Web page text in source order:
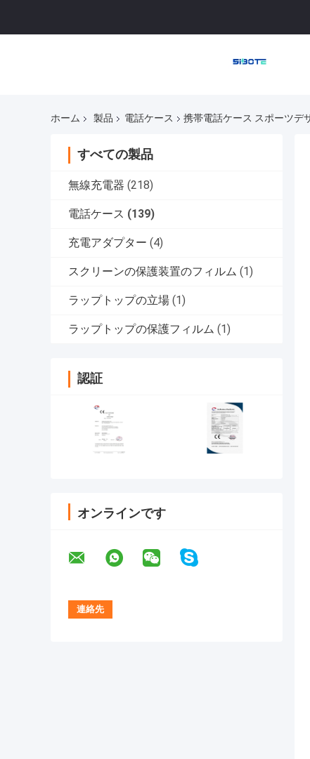
ホーム 製品 電話ケース 携帯電話ケース スポーツデ
すべての製品
無線充電器 (218)
電話ケース (139)
充電アダプター (4)
スクリーンの保護装置のフィルム (1)
ラップトップの立場 (1)
ラップトップの保護フィルム (1)
認証
オンラインです